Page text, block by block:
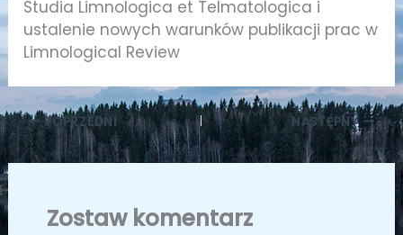
Studia Limnologica et Telmatologica i
ustalenie nowych warunków publikacji prac w
Limnological Review
POPRZEDNI NASTĘPNY
Zostaw komentarz